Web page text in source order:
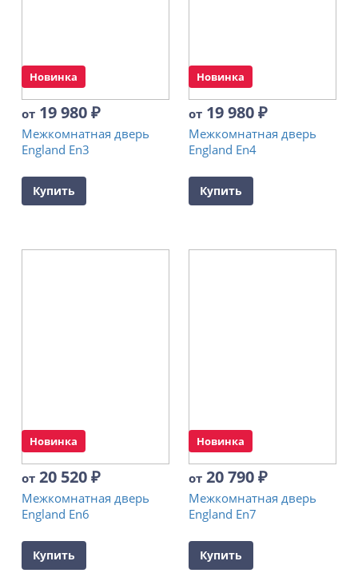
Новинка
от 19 980₽
Межкомнатная дверь
England En3
Купить
Новинка
от 19 980₽
Межкомнатная дверь
England En4
Купить
Новинка
от 20 520₽
Межкомнатная дверь
England En6
Купить
Новинка
от 20 790₽
Межкомнатная дверь
England En7
Купить